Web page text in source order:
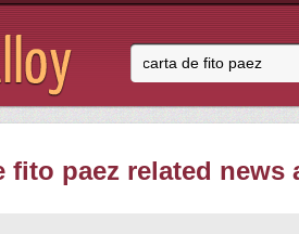
fito paez related news